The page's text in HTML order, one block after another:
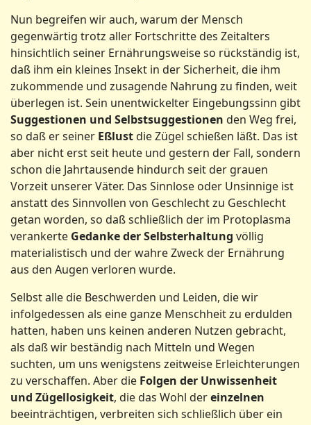
Nun begreifen wir auch, warum der Mensch
gegenwärtig trotz aller Fortschritte des Zeitalters
hinsichtlich seiner Ernährungsweise so rückständig ist,
daß ihm ein kleines Insekt in der Sicherheit, die ihm
zukommende und zusagende Nahrung zu finden, weit
überlegen ist. Sein unentwickelter Eingebungssinn gibt
Suggestionen und Selbstsuggestionen den Weg frei,
so daß er seiner Eßlustdie Zügel schießen läßt. Das ist
aber nicht erst seit heute und gestern der Fall, sondern
schon die Jahrtausende hindurch seit der grauen
Vorzeit unserer Väter. Das Sinnlose oder Unsinnige ist
anstatt des Sinnvollen von Geschlecht zu Geschlecht
getan worden, so daß schließlich der im Protoplasma
verankerte Gedanke der Selbsterhaltung völlig
materialistisch und der wahre Zweck der Ernährung
aus den Augen verloren wurde.
Selbst alle die Beschwerden und Leiden, die wir
infolgedessen als eine ganze Menschheit zu erdulden
hatten, haben uns keinen anderen Nutzen gebracht,
als daß wir beständig nach Mitteln und Wegen
suchten, um uns wenigstens zeitweise Erleichterungen
zu verschaffen. Aber die Folgen der Unwissenheit
und Zügellosigkeit, die das Wohl dereinzelnen
beeinträchtigen, verbreiten sich schließlich über ein